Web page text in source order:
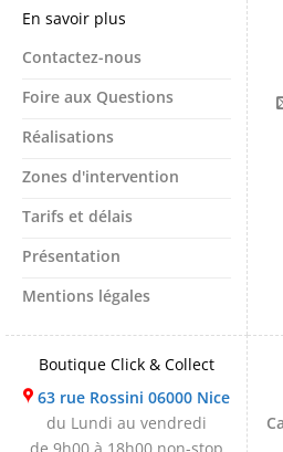
En savoir plus
Contactez-nous
Foire aux Questions
Réalisations
Zones d'intervention
Tarifs et délais
Présentation
Mentions légales
Boutique Click & Collect
63 rue Rossini 06000 Nice
du Lundi au vendredi
de 9h00 à 18h00 non-stop